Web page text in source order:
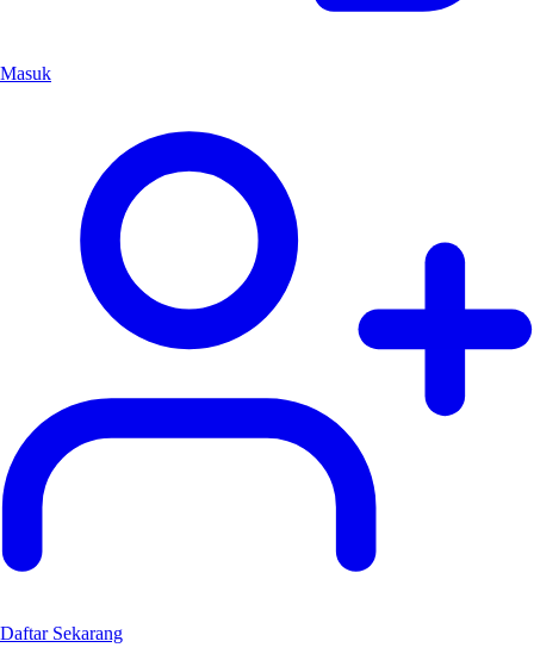
Masuk
Daftar Sekarang